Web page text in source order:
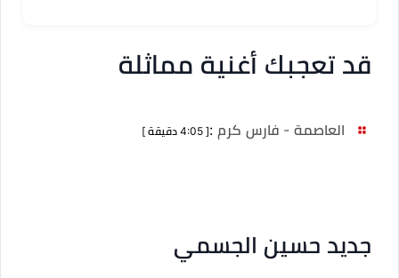
قد تعجبك أغنية مماثلة
العاصمة - فارس كرم :[ 4:05 دقيقة ]
جديد حسين الجسمي